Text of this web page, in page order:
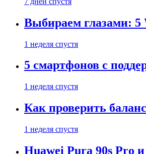
Выбираем глазами: 5
1 неделя спустя
5 смартфонов с
1 неделя спустя
Как проверить
1 неделя спустя
Huawei Pura 90s Pro